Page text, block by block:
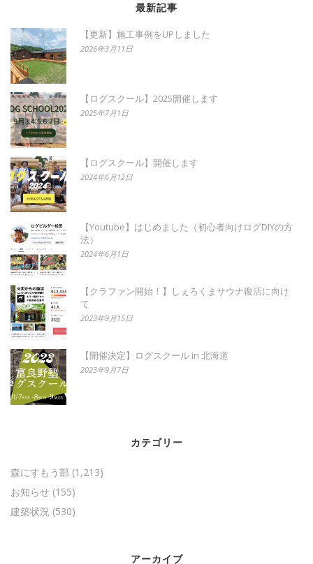
最新記事
【更新】施工事例をUPしました
2026年3月11日
【ログスクール】2025開催します
2025年7月1日
【ログスクール】開催します
2024年6月12日
【Youtube】はじめました（初心者向けログDIYの方
法）
2024年6月1日
【クラファン開始！】しぇろくまサウナ復活に向け
て
2023年9月15日
【開催決定】ログスクール in 北海道
2023年9月7日
カテゴリー
森にすもう部 (1,213)
お知らせ (155)
建築状況 (530)
アーカイブ